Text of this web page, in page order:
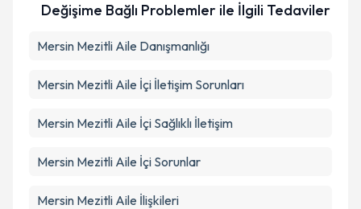
Değişime Bağlı Problemler ile İlgili Tedaviler
Mersin Mezitli Aile Danışmanlığı
Mersin Mezitli Aile İçi İletişim Sorunları
Mersin Mezitli Aile İçi Sağlıklı İletişim
Mersin Mezitli Aile İçi Sorunlar
Mersin Mezitli Aile İlişkileri